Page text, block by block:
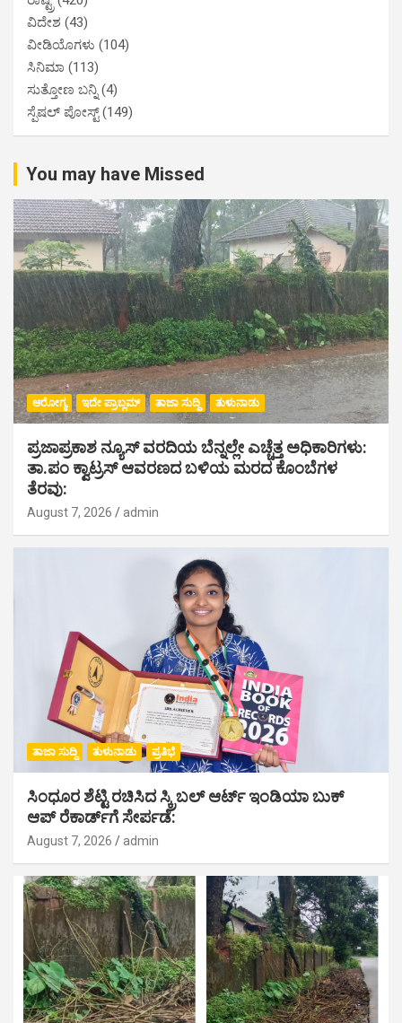
ವಿದೇಶ (43)
ವೀಡಿಯೊಗಳು (104)
ಸಿನಿಮಾ (113)
ಸುತ್ತೋಣ ಬನ್ನಿ (4)
ಸ್ಪೆಷಲ್ ಪೋಸ್ಟ್(149)
You may have Missed
ಆರೋಗ್ಯ ಇದೇ ಪ್ರಾಬ್ಲಮ್ ತಾಜಾ ಸುದ್ದಿ ತುಳುನಾಡು
ಪ್ರಜಾಪ್ರಕಾಶ ನ್ಯೂಸ್ ವರದಿಯ ಬೆನ್ನಲ್ಲೇ ಎಚ್ಚೆತ್ತ ಅಧಿಕಾರಿಗಳು:
ತಾ.ಪಂ ಕ್ವಾಟ್ರಸ್ ಆವರಣದ ಬಳಿಯ ಮರದ ಕೊಂಬೆಗಳ
ತೆರವು:
August 7, 2026 admin
ತಾಜಾ ಸುದ್ದಿ ತುಳುನಾಡು ಪ್ರತಿಭೆ
ಸಿಂಧೂರ ಶೆಟ್ಟಿ ರಚಿಸಿದ ಸ್ಕ್ರಿಬಲ್ ಆರ್ಟ್ ಇಂಡಿಯಾ ಬುಕ್
ಆಪ್ ರೆಕಾರ್ಡ್‌ಗೆ ಸೇರ್ಪಡೆ:
August 7, 2026 admin